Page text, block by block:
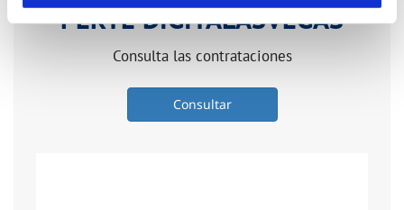
PERTE DIGITALASVEGAS
Consulta las contrataciones
Consultar